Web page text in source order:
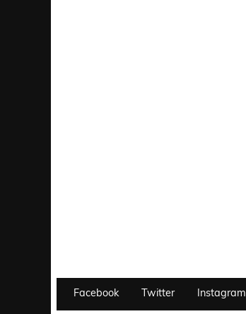
Facebook Twitter Instagram